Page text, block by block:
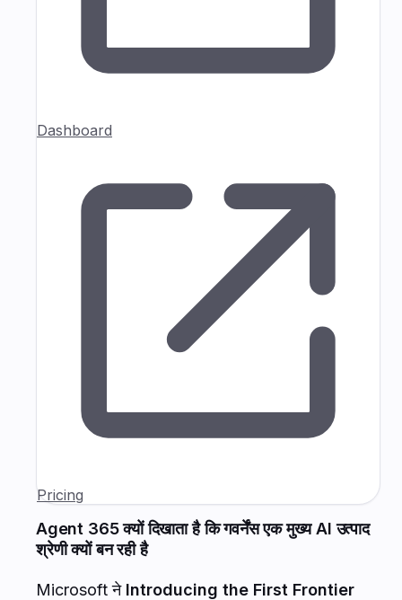
Dashboard
Pricing
Agent 365 क्यों दिखाता है कि गवर्नेंस एक मुख्य AI उत्पाद
श्रेणी क्यों बन रही है
Microsoft ने Introducing the First Frontier